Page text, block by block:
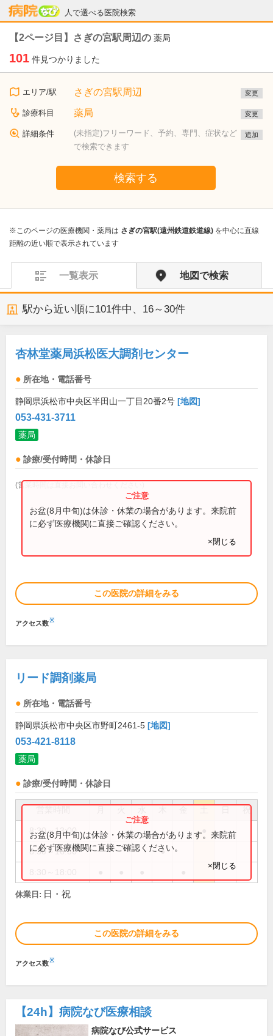
人で選べる医院検索
病院なび
【2ページ目】さぎの宮駅周辺の 薬局
101 件見つかりました
エリア/駅 さぎの宮駅周辺 変更
診療科目 薬局 変更
詳細条件
(未指定)フリーワード、予約、専門、症状など
で検索できます
追加
検索する
※このページの医療機関・薬局は さぎの宮駅(遠州鉄道鉄道線) を中心に直線
距離の近い順で表示されています
一覧表示 地図で検索
駅から近い順に101件中、 16～30件
杏林堂薬局浜松医大調剤センター
所在地・電話番号
静岡県浜松市中央区半田山一丁目20番2号 [地図]
053-431-3711
薬局
診療/受付時間・休診日
(営業時間は直接お問い合わせください)
お盆(8月中旬)は休診・休業の場合があります。来院前
に必ず医療機関に直接ご確認ください。
×閉じる
この医院の詳細をみる
アクセス数※
リード調剤薬局
所在地・電話番号
静岡県浜松市中央区市野町2461-5 [地図]
053-421-8118
薬局
診療/受付時間・休診日
祝
8:30～13:00
8:30～16:30 ●
お盆(8月中旬)は休診・休業の場合があります。来院前
に必ず医療機関に直接ご確認ください。
×閉じる
休業日: 日・祝
この医院の詳細をみる
アクセス数※
【24h】 病院なび医療相談
病院なび公式サービス